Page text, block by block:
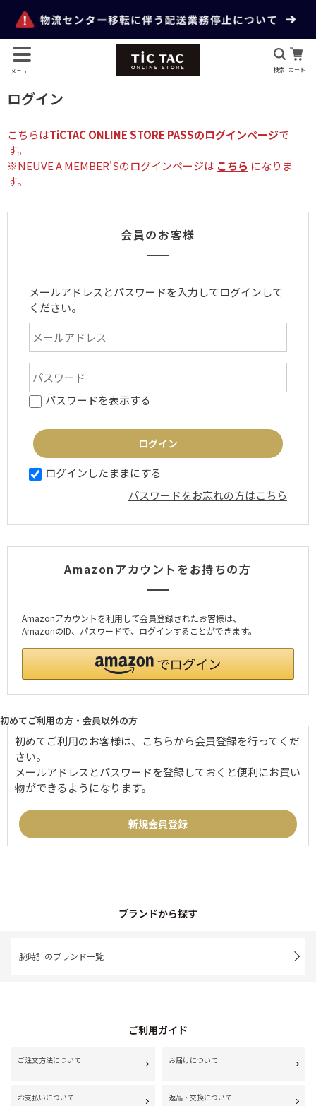
メニュー 検索 カート
ログイン
こちらはTiCTAC ONLINE STORE PASSのログインページで
す。
※NEUVE A MEMBER'Sのログインページは こちら になりま
す。
会員のお客様
メールアドレスとパスワードを入力してログインして
ください。
パスワードを表示する
ログインしたままにする
パスワードをお忘れの方はこちら
Amazonアカウントをお持ちの方
Amazonアカウントを利用して会員登録されたお客様は、
AmazonのID、パスワードで、ログインすることができます。
初めてご利用の方・会員以外の方
初めてご利用のお客様は、こちらから会員登録を行ってくだ
さい。
メールアドレスとパスワードを登録しておくと便利にお買い
物ができるようになります。
ブランドから探す
腕時計のブランド一覧
ご利用ガイド
ご注文方法について お届けについて
お支払いについて 返品・交換について